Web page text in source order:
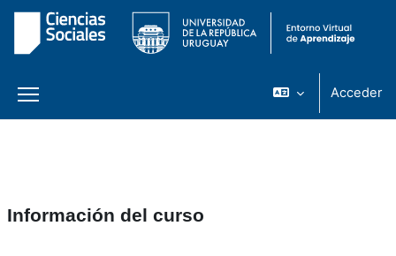
Panel lateral
Acceder
Información del curso